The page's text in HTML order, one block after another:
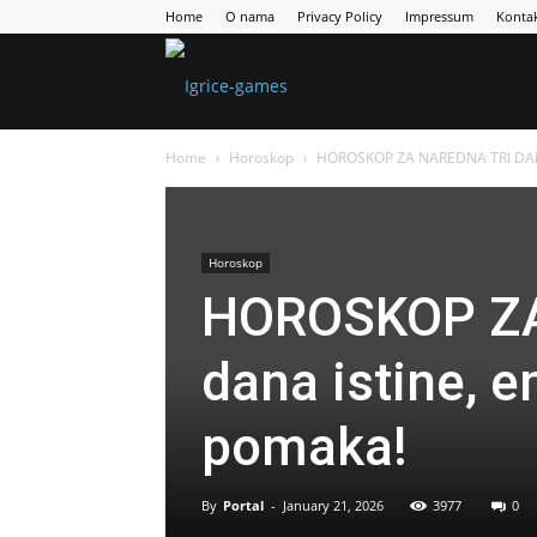
Home O nama Privacy Policy Impressum
Home Horoskop HOROSKOP ZA NAREDNA TRI
Horoskop
HOROSKOP
dana istine,
pomaka!
By Portal - January 21, 2026 3977 0